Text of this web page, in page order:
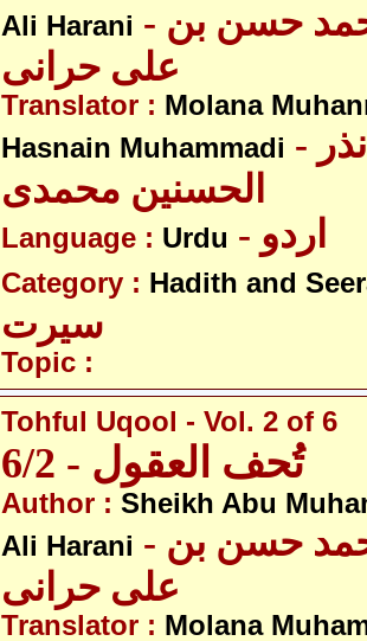
Ali Harani - شیخ ابو محمد حسن بن
علی حرانی
Translator : Molana
Hasnain Muhammadi - مولانا محمد نذر
الحسنین محمدی
Language : Urdu - اردو
Category : Hadith and
سیرت
Topic :
Tohful Uqool - Vol. 2 of 6
تُحف العقول - 6/2
Author : Sheikh Abu
Ali Harani - شیخ ابو محمد حسن بن
علی حرانی
Translator : Molana